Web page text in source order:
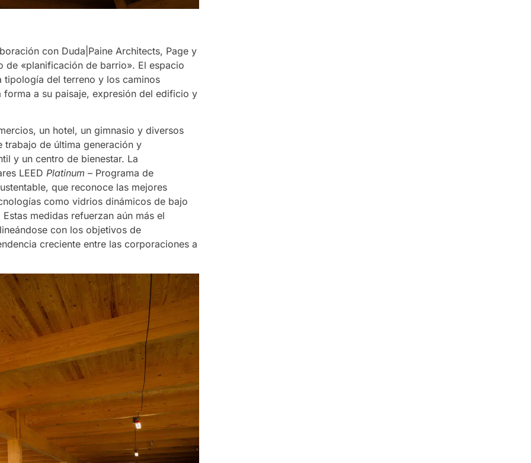
con Duda|Paine Architects, Page y
de «planificación de barrio». El espacio
tipología del terreno y los caminos
a su paisaje, expresión del edificio y
un hotel, un gimnasio y diversos
trabajo de última generación y
y un centro de bienestar. La
LEED Platinum – Programa de
que reconoce las mejores
como vidrios dinámicos de bajo
medidas refuerzan aún más el
con los objetivos de
creciente entre las corporaciones a